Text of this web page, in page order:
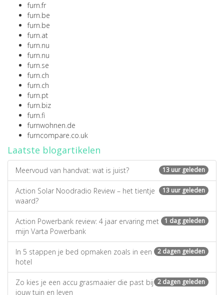
furn.fr
furn.be
furn.be
furn.at
furn.nu
furn.nu
furn.se
furn.ch
furn.ch
furn.pt
furn.biz
furn.fi
furnwohnen.de
furncompare.co.uk
Laatste blogartikelen
13 uur geleden
Meervoud van handvat: wat is juist?
13 uur geleden
Action Solar Noodradio Review – het tientje
waard?
1 dag geleden
Action Powerbank review: 4 jaar ervaring met
mijn Varta Powerbank
2 dagen geleden
In 5 stappen je bed opmaken zoals in een
hotel
2 dagen geleden
Zo kies je een accu grasmaaier die past bij
jouw tuin en leven